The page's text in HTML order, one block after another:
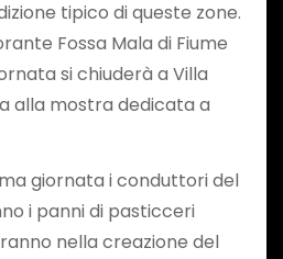
tipico di queste zone.
Fossa Mala di Fiume
si chiuderà a Villa
alla mostra dedicata a
giornata i conduttori del
i panni di pasticceri
nella creazione del